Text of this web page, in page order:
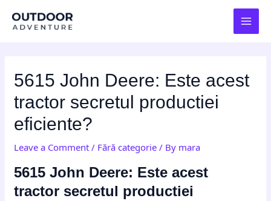
5615 John Deere: Este acest
tractor secretul productiei
eficiente?
Leave a Comment / Fără categorie / By mara
5615 John Deere: Este acest
tractor secretul productiei
navigation